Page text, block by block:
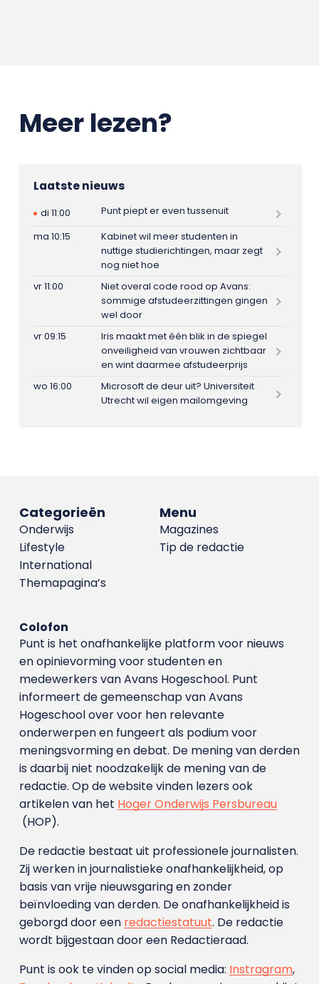
Meer lezen?
Laatste nieuws
di 11:00
Punt piept er even tussenuit
ma 10:15
Kabinet wil meer studenten in
nuttige studierichtingen, maar zegt
nog niet hoe
vr 11:00
Niet overal code rood op Avans:
sommige afstudeerzittingen gingen
wel door
vr 09:15
Iris maakt met één blik in de spiegel
onveiligheid van vrouwen zichtbaar
en wint daarmee afstudeerprijs
wo 16:00
Microsoft de deur uit? Universiteit
Utrecht wil eigen mailomgeving
Menu
Magazines
Tip de redactie
Categorieën
Onderwijs
Lifestyle
International
Themapagina’s
Colofon
Punt is het onafhankelijke platform voor nieuws
en opinievorming voor studenten en
medewerkers van Avans Hoge­school. Punt
informeert de gemeenschap van Avans
Hogeschool over voor hen relevante
onderwerpen en fungeert als podium voor
meningsvorming en debat. De mening van derden
is daarbij niet noodzakelijk de mening van de
redactie. Op de website vinden lezers ook
artikelen van het Hoger Onderwijs Persbureau
(HOP).
De redactie bestaat uit professionele journalisten.
Zij werken in journalistieke onafhankelijkheid, op
basis van vrije nieuwsgaring en zonder
beïnvloeding van derden. De onafhankelijkheid is
geborgd door een redactiestatuut. De redactie
wordt bijgestaan door een Redactieraad.
Punt is ook te vinden op social media: Instragram,